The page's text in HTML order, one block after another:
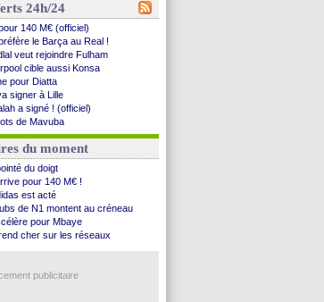
24h/24
140 M€ (officiel)
le Barça au Real !
veut rejoindre Fulham
cible aussi Konsa
pour Diatta
signer à Lille
a signé ! (officiel)
de Mavuba
? Tebas dit non
savoure son premier ...
n'est plus l'entraîneur (off.)
rejette 35 M€ pour Leão
Traoré prêté au Mans (officiel)
proche de prolonger !
impressionnant pour Salah !
ce jeudi à Madrid !
Barça se confirme
pour Rafael Pol
du moment
du doigt
pour 140 M€ !
est acté
de N1 montent au créneau
pour Mbaye
cher sur les réseaux
publicitaire